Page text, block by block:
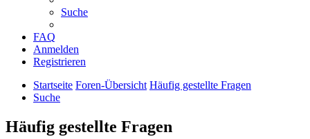
Suche
FAQ
Anmelden
Registrieren
Startseite Foren-Übersicht Häufig gestellte Fragen
Suche
Häufig gestellte Fragen